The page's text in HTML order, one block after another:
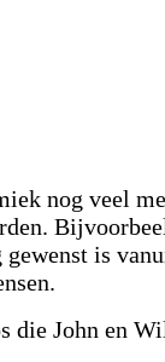
nog veel
is
die John en